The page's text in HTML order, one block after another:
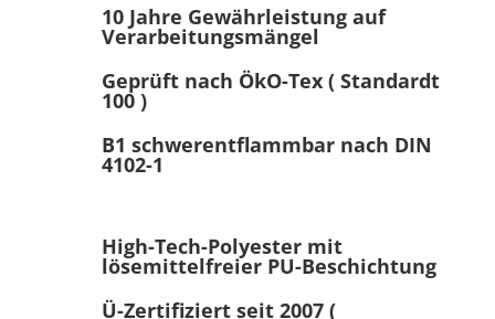
10 Jahre Gewährleistung auf
Verarbeitungsmängel
Geprüft nach ÖkO-Tex ( Standardt
100 )
B1 schwerentflammbar nach DIN
4102-1
High-Tech-Polyester mit
lösemittelfreier PU-Beschichtung
Ü-Zertifiziert seit 2007 (